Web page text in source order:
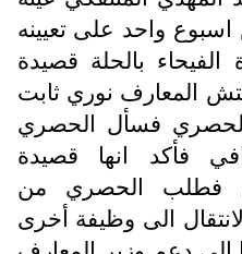
واحد على تعيينه
بالحلة قصيدة
المعارف نوري ثابت
فسأل الحصري
فأكد انها قصيدة
فطلب الحصري من
الى وظيفة أخرى